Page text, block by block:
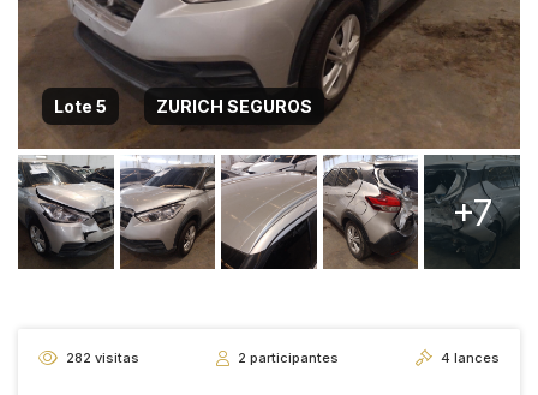
Lote 5 ZURICH SEGUROS
+7
282 visitas 2 participantes 4 lances